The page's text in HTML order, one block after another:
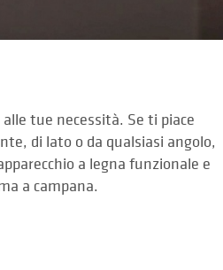
tue necessità. Se ti piace
di lato o da qualsiasi angolo,
a legna funzionale e
a campana.